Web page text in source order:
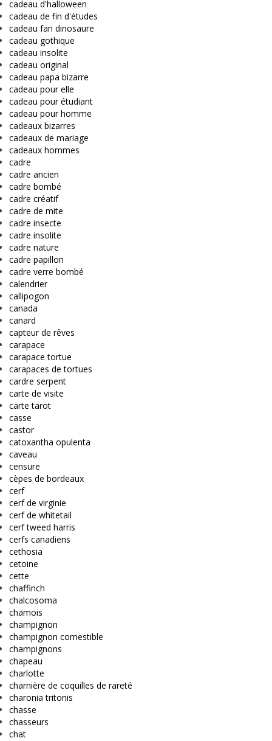
cadeau d'halloween
cadeau de fin d'études
cadeau fan dinosaure
cadeau gothique
cadeau insolite
cadeau original
cadeau papa bizarre
cadeau pour elle
cadeau pour étudiant
cadeau pour homme
cadeaux bizarres
cadeaux de mariage
cadeaux hommes
cadre
cadre ancien
cadre bombé
cadre créatif
cadre de mite
cadre insecte
cadre insolite
cadre nature
cadre papillon
cadre verre bombé
calendrier
callipogon
canada
canard
capteur de rêves
carapace
carapace tortue
carapaces de tortues
cardre serpent
carte de visite
carte tarot
casse
castor
catoxantha opulenta
caveau
censure
cèpes de bordeaux
cerf
cerf de virginie
cerf de whitetail
cerf tweed harris
cerfs canadiens
cethosia
cetoine
cette
chaffinch
chalcosoma
chamois
champignon
champignon comestible
champignons
chapeau
charlotte
charnière de coquilles de rareté
charonia tritonis
chasse
chasseurs
chat